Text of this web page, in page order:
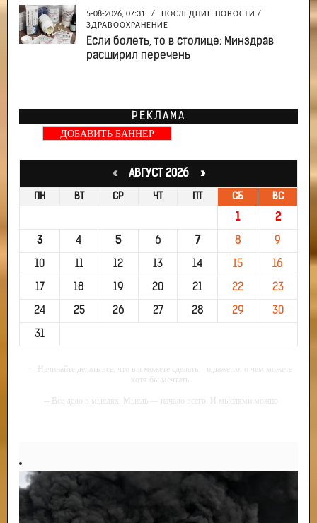
5-08-2026, 07:31 / ПОСЛЕДНИЕ НОВОСТИ /
ЗДРАВООХРАНЕНИЕ
Если болеть, то в столице: Минздрав
расширил перечень
РЕКЛАМА
ДОБАВИТЬ БАННЕР
«АВГУСТ 2026 »
ПН ВТ СР ЧТ ПТ СБ ВС
1 2
3 4 5 6 7 8 9
10 11 12 13 14 15 16
17 18 19 20 21 22 23
24 25 26 27 28 29 30
31
-- Начинайте делать все, что вы можете сделать – и даже то, о чем можете
хотя бы мечтать.
-- Все дело в мыслях. Мысль — начало всего. И мыслями можно
-- Самое большое богатство — это ум. Самая большая нищета — глупость.
Из всех страхов самый пугающий — самолюбование.
-- Лучшее, что можно сделать с хорошим советом, это пропустить его
мимо ушей. Он никогда не бывает полезен никому, кроме того, кто его дал.